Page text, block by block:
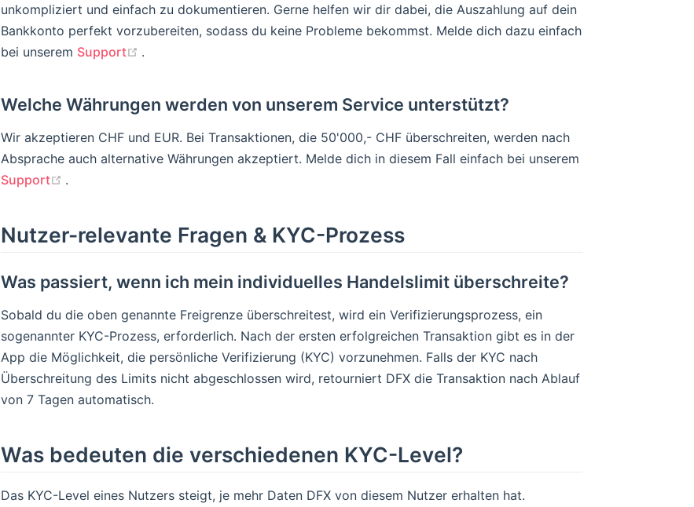
unkompliziert und einfach zu dokumentieren. Gerne helfen wir dir dabei, die Auszahlung auf dein
Bankkonto perfekt vorzubereiten, sodass du keine Probleme bekommst. Melde dich dazu einfach
bei unserem Support .
Welche Währungen werden von unserem Service unterstützt?
Wir akzeptieren CHF und EUR. Bei Transaktionen, die 50'000,- CHF überschreiten, werden nach
Absprache auch alternative Währungen akzeptiert. Melde dich in diesem Fall einfach bei unserem
Support
.
Nutzer-relevante Fragen & KYC-Prozess
Was passiert, wenn ich mein individuelles Handelslimit überschreite?
Sobald du die oben genannte Freigrenze überschreitest, wird ein Verifizierungsprozess, ein
sogenannter KYC-Prozess, erforderlich. Nach der ersten erfolgreichen Transaktion gibt es in der
App die Möglichkeit, die persönliche Verifizierung (KYC) vorzunehmen. Falls der KYC nach
Überschreitung des Limits nicht abgeschlossen wird, retourniert DFX die Transaktion nach Ablauf
von 7 Tagen automatisch.
Was bedeuten die verschiedenen KYC-Level?
Das KYC-Level eines Nutzers steigt, je mehr Daten DFX von diesem Nutzer erhalten hat.